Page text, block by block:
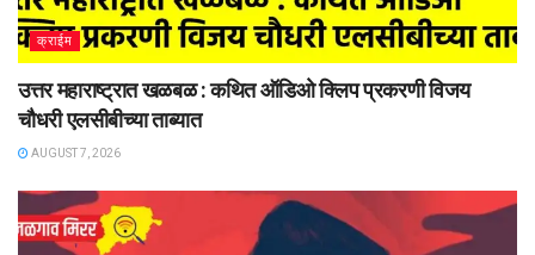
क्राईम
उत्तर महाराष्ट्रात खळबळ : कथित ऑडिओ क्लिप प्रकरणी विजय
चौधरी एलसीबीच्या ताब्यात
AUGUST 7, 2026